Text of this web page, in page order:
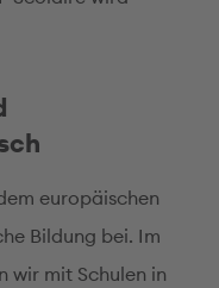
europäischen
Bildung bei. Im
wir mit Schulen in